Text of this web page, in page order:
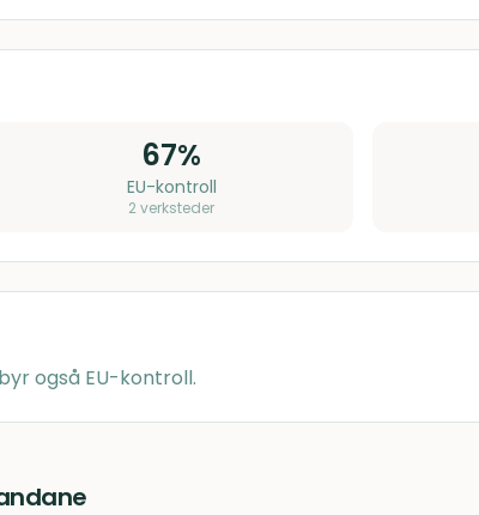
67%
EU-kontroll
2verksteder
også EU-kontroll.